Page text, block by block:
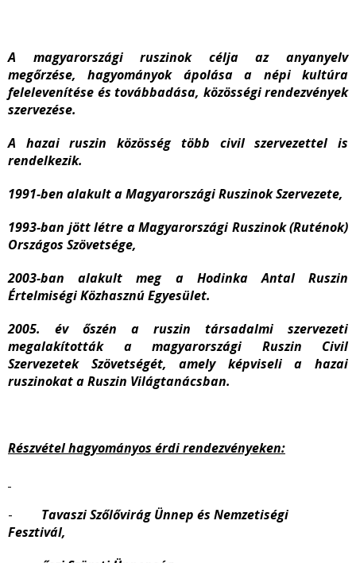
A magyarországi ruszinok célja az anyanyelv
megőrzése, hagyományok ápolása a népi kultúra
felelevenítése és továbbadása, közösségi rendezvények
szervezése.
A hazai ruszin közösség több civil szervezettel is
rendelkezik.
1991-ben alakult a Magyarországi Ruszinok Szervezete,
1993-ban jött létre a Magyarországi Ruszinok (Ruténok)
Országos Szövetsége,
2003-ban alakult meg a Hodinka Antal Ruszin
Értelmiségi Közhasznú Egyesület.
2005. év őszén a ruszin társadalmi szervezeti
megalakították a magyarországi Ruszin Civil
Szervezetek Szövetségét, amely képviseli a hazai
ruszinokat a Ruszin Világtanácsban.
Részvétel hagyományos érdi rendezvényeken:
- Tavaszi Szőlővirág Ünnep és Nemzetiségi
Fesztivál,